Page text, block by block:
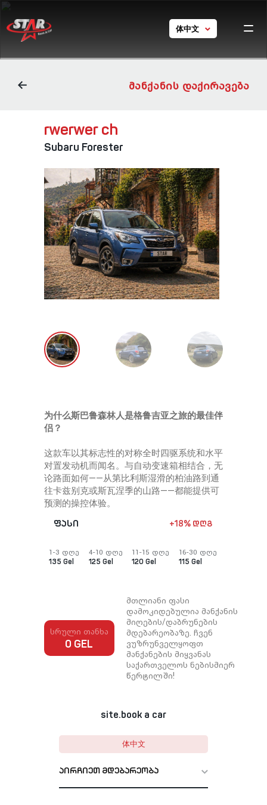
EN
体中文
ᲛᲐᲜᲥᲐᲜᲘᲡ ᲓᲐᲥᲘᲠᲐᲕᲔᲑᲐ
rwerwer ch
Subaru Forester
为什么斯巴鲁森林人是格鲁吉亚之旅的最佳伴
侣？
这款车以其标志性的对称全时四驱系统和水平
对置发动机而闻名。与自动变速箱相结合，无
论路面如何——从第比利斯湿滑的柏油路到通
往卡兹别克或斯瓦涅季的山路——都能提供可
预测的操控体验。
ფასი
1-3 დღე
135 Gel
4-10 დღე
125 Gel
11-15 დღე
120 Gel
16-30 დღე
115 Gel
+18% დღგ
სრული თანხა
0 GEL
მთლიანი ფასი
დამოკიდებულია მანქანის
მიღების/დაბრუნების
მდებარეობაზე. ჩვენ
ვუზრუნველყოფთ
მანქანების მიყვანას
საქართველოს ნებისმიერ
წერტილში!
site.book a car
体中文
აირჩიეთ მდებარეობა